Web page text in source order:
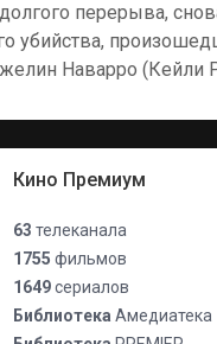
перерыва,
убийства,
Наварро (Кейли
Кино Премиум
63 телеканала
1755 фильмов
1649сериалов
Библиотека Амедиатека